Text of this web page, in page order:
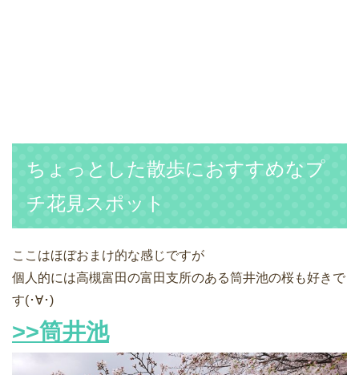
ちょっとした散歩におすすめなプ
チ花見スポット
ここはほぼおまけ的な感じですが
個人的には高槻富田の富田支所のある筒井池の桜も好きで
す(･∀･)
>>筒井池